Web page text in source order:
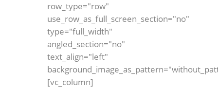
row_type="row"
use_row_as_full_screen_section="no"
type="full_width"
angled_section="no"
text_align="left"
[vc_column]